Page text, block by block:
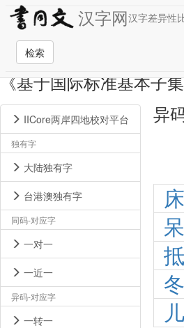
汉字网汉字差异性
检索
《基于国际标准基本子
IICore两岸四地校对平台
独有字
大陆独有字
台港澳独有字
同码-对应字
一对一
一近一
异码-对应字
一转一
异
床
呆
抵
冬
儿